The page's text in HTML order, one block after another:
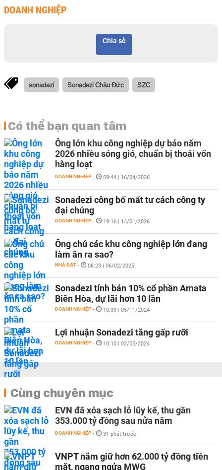
DOANH NGHIỆP
Chia sẻ
sonadezi Sonadezi Châu Đức SZC
Có thể bạn quan tâm
Ông lớn khu công nghiệp dự báo năm
2026 nhiều sóng gió, chuẩn bị thoái vốn
hàng loạt
DOANH NGHIỆP - 09:44 | 16/04/2026
Sonadezi công bố mất tư cách công ty
đại chúng
DOANH NGHIỆP - 19:16 | 14/01/2026
Ông chủ các khu công nghiệp lớn đang
làm ăn ra sao?
NHÀ ĐẤT - 08:23 | 06/02/2025
Sonadezi tính bán 10% cổ phần Amata
Biên Hòa, dự lãi hơn 10 lần
DOANH NGHIỆP - 10:39 | 05/11/2024
Lợi nhuận Sonadezi tăng gấp rưỡi
DOANH NGHIỆP - 10:10 | 02/05/2024
Cùng chuyên mục
EVN đã xóa sạch lỗ lũy kế, thu gần
353.000 tỷ đồng sau nửa năm
DOANH NGHIỆP - 31 phút trước
VNPT nắm giữ hơn 62.000 tỷ đồng tiền
mặt, ngang ngửa MWG